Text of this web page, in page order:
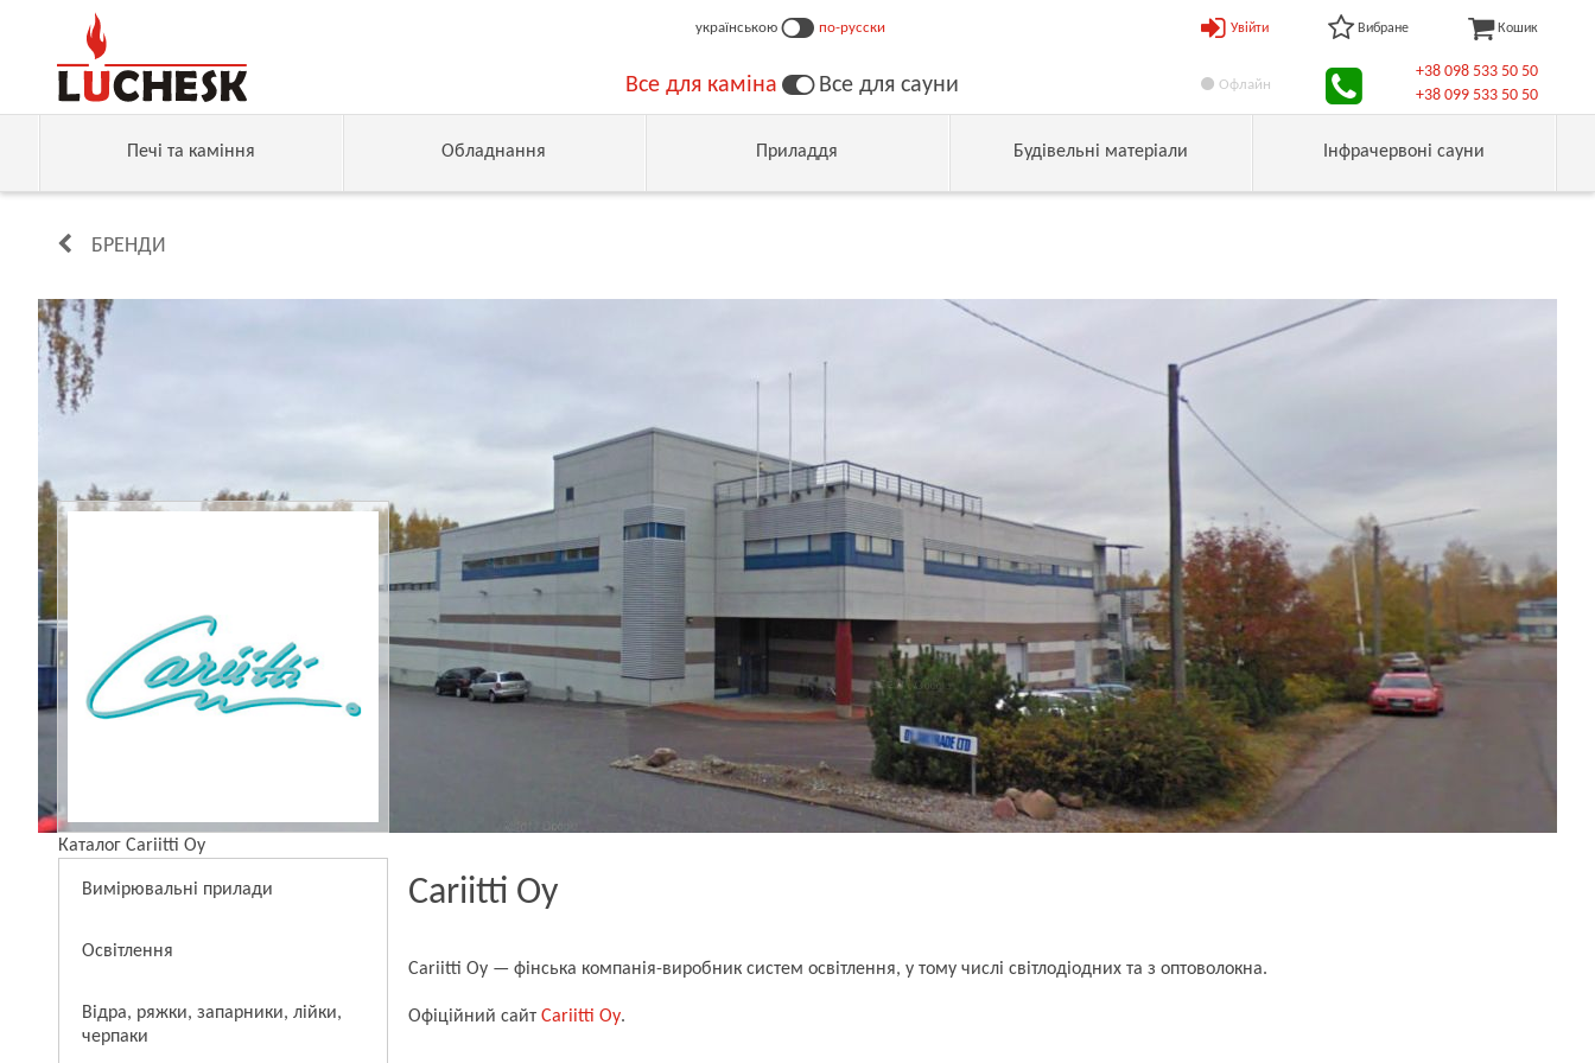
українською по-русски
Все для каміна Все для сауни
Увійти Вибране Кошик
Офлайн
+38 098 533 50 50
+38 099 533 50 50
Печі та каміння Обладнання Приладдя Будівельні матеріали Інфрачервоні сауни
БРЕНДИ
Каталог Cariitti Oy
Вимірювальні прилади
Освітлення
Відра, ряжки, запарники, лійки,
черпаки
Cariitti Oy
Cariitti Oy — фінська компанія-виробник систем освітлення, у тому числі світлодіодних та з оптоволокна.
Офіційний сайт Cariitti Oy.